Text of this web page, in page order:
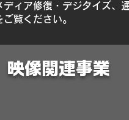
ィア修復・デジタイズ、
覧ください。
映像関連事業